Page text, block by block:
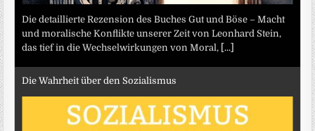
Die detaillierte Rezension des Buches Gut und Böse – Macht
und moralische Konflikte unserer Zeit von Leonhard Stein,
das tief in die Wechselwirkungen von Moral, [...]
Die Wahrheit über den Sozialismus